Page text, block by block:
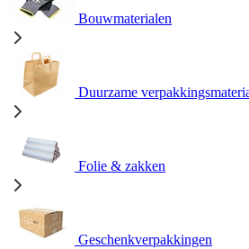
Bouwmaterialen
Duurzame
Folie & zakken
Geschenkverpakkingen